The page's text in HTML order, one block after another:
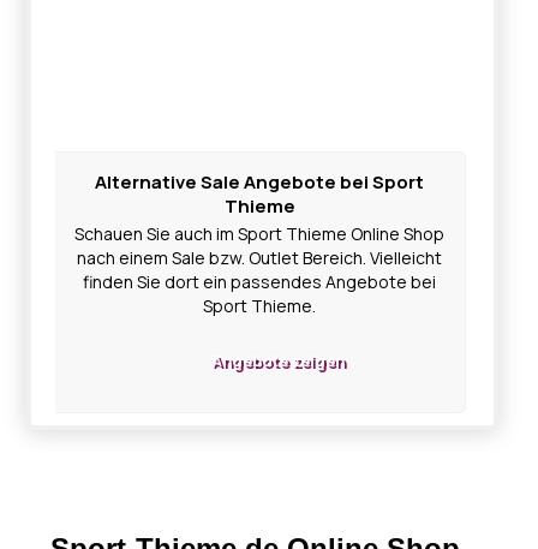
Alternative Sale Angebote bei Sport
Thieme
Schauen Sie auch im Sport Thieme Online Shop
nach einem Sale bzw. Outlet Bereich. Vielleicht
finden Sie dort ein passendes Angebote bei
Sport Thieme.
Angebote zeigen